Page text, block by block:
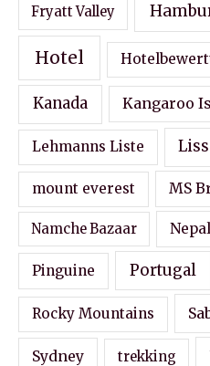
Fryatt Valley
Hotel
Kanada Kangaroo
Lehmanns Liste
mount everest MS
Namche Bazaar Nepal
Pinguine Portugal
Rocky Mountains
Sydney trekking